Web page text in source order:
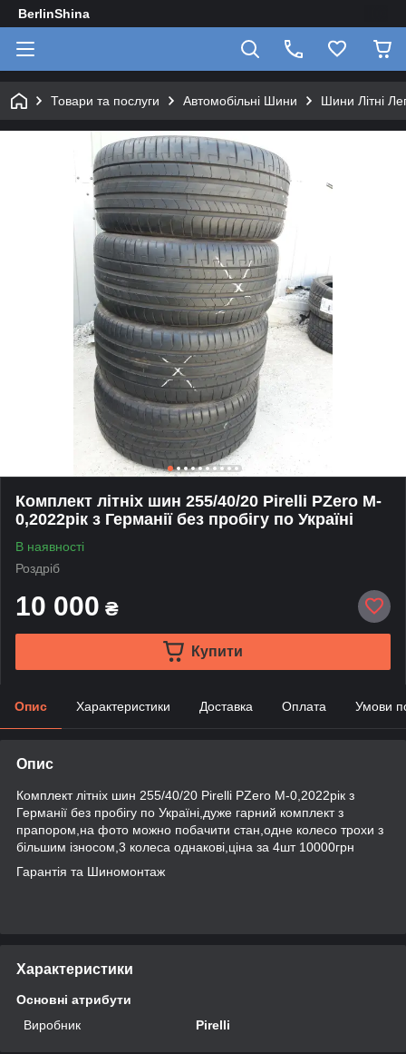
BerlinShina
Товари та послуги Автомобільні Шини Шини Літні
Комплект літніх шин 255/40/20 Pirelli PZero M-
0,2022рік з Германії без пробігу по Україні
В наявності
Роздріб
10 000 ₴
Купити
Опис Характеристики Доставка Оплата Умови
Опис
Комплект літніх шин 255/40/20 Pirelli PZero M-0,2022рік з
Германії без пробігу по Україні,дуже гарний комплект з
прапором,на фото можно побачити стан,одне колесо трохи з
більшим ізносом,3 колеса однакові,ціна за 4шт 10000грн
Гарантія та Шиномонтаж
Характеристики
Основні атрибути
Виробник
Pirelli